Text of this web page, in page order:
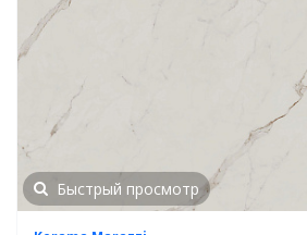
Быстрый просмотр